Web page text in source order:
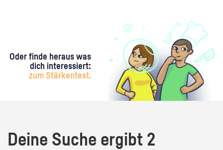
Oder finde heraus was
dich interessiert:
zum Stärkentest.
Deine Suche ergibt 2